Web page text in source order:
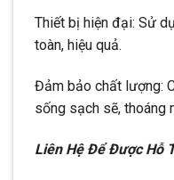
Thiết bị hiện đại: Sử
toàn, hiệu quả.
Đảm bảo chất lượng:
sống sạch sẽ, thoáng
Liên Hệ Để Được Hỗ